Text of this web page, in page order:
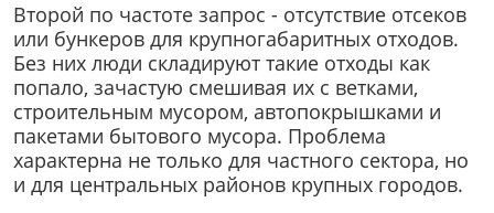
Второй по частоте запрос - отсутствие отсеков
или бункеров для крупногабаритных отходов.
Без них люди складируют такие отходы как
попало, зачастую смешивая их с ветками,
строительным мусором, автопокрышками и
пакетами бытового мусора. Проблема
характерна не только для частного сектора, но
и для центральных районов крупных городов.